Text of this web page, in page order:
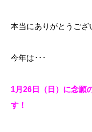
本当にありがとうござ
今年は･･･
1月26日（日）に念願
す！